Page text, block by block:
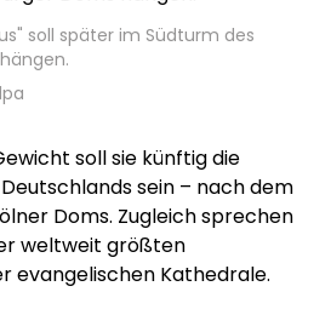
soll später im Südturm des
soll sie künftig die
sein – nach dem
Doms. Zugleich sprechen
weltweit größten
evangelischen Kathedrale.